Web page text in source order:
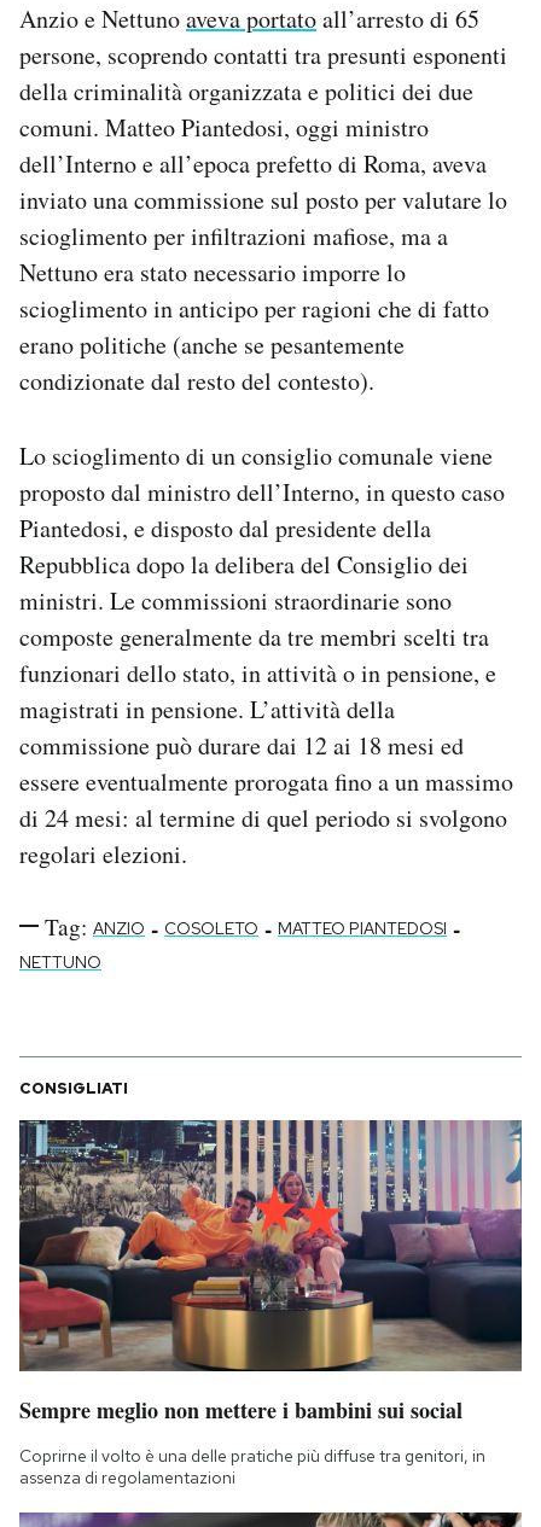
Anzio e Nettunoaveva portatoall’arresto di 65
persone, scoprendo contatti tra presunti esponenti
della criminalità organizzata e politici dei due
comuni. Matteo Piantedosi, oggi ministro
dell’Interno e all’epoca prefetto di Roma, aveva
inviato una commissione sul posto per valutare lo
scioglimento per infiltrazioni mafiose, ma a
Nettuno era stato necessario imporre lo
scioglimento in anticipo per ragioni che di fatto
erano politiche (anche se pesantemente
condizionate dal resto del contesto).
Lo scioglimento di un consiglio comunale viene
proposto dal ministro dell’Interno, in questo caso
Piantedosi, e disposto dal presidente della
Repubblica dopo la delibera del Consiglio dei
ministri. Le commissioni straordinarie sono
composte generalmente da tre membri scelti tra
funzionari dello stato, in attività o in pensione, e
magistrati in pensione. L’attività della
commissione può durare dai 12 ai 18 mesi ed
essere eventualmente prorogata fino a un massimo
di 24 mesi: al termine di quel periodo si svolgono
regolari elezioni.
Tag: ANZIO - COSOLETO - MATTEO PIANTEDOSI -
NETTUNO
CONSIGLIATI
Sempre meglio non mettere i bambini sui social
Coprirne il volto è una delle pratiche più diffuse tra genitori, in
assenza di regolamentazioni